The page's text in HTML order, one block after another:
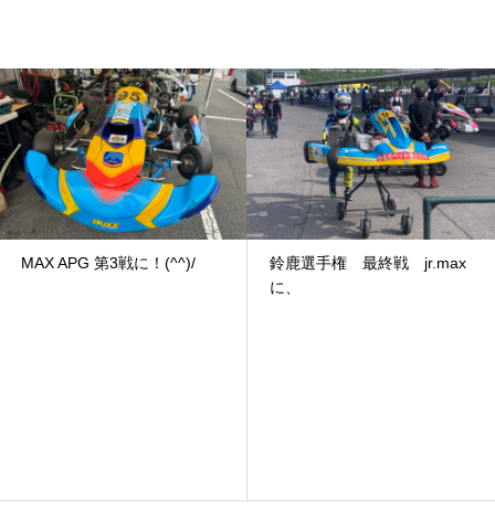
MAX APG 第3戦に！(^^)/
鈴鹿選手権 最終戦 jr.max
に、